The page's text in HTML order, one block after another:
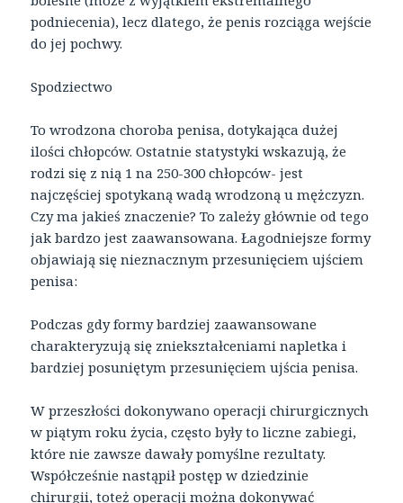
podniecenia), lecz dlatego, że penis rozciąga wejście
do jej pochwy.
Spodziectwo
To wrodzona choroba penisa, dotykająca dużej
ilości chłopców. Ostatnie statystyki wskazują, że
rodzi się z nią 1 na 250-300 chłopców- jest
najczęściej spotykaną wadą wrodzoną u mężczyzn.
Czy ma jakieś znaczenie? To zależy głównie od tego
jak bardzo jest zaawansowana. Łagodniejsze formy
objawiają się nieznacznym przesunięciem ujściem
penisa:
Podczas gdy formy bardziej zaawansowane
charakteryzują się zniekształceniami napletka i
bardziej posuniętym przesunięciem ujścia penisa.
W przeszłości dokonywano operacji chirurgicznych
w piątym roku życia, często były to liczne zabiegi,
które nie zawsze dawały pomyślne rezultaty.
Współcześnie nastąpił postęp w dziedzinie
chirurgii, toteż operacji można dokonywać